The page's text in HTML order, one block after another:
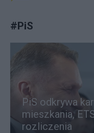
#PiS
PiS odkrywa
mieszkania,
rozliczenia